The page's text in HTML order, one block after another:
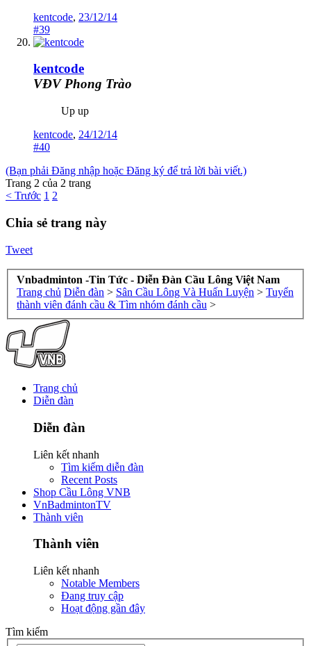
kentcode, 23/12/14
#39
kentcode
VĐV Phong Trào
Up up
kentcode, 24/12/14
#40
(Bạn phải Đăng nhập hoặc Đăng ký để trả lời bài viết.)
Trang 2 của 2 trang
< Trước 1 2
Chia sẻ trang này
Tweet
Vnbadminton -Tin Tức - Diễn Đàn Cầu Lông Việt Nam
Trang chủ Diễn đàn > Sân Cầu Lông Và Huấn Luyện > Tuyển
thành viên đánh cầu & Tìm nhóm đánh cầu >
Trang chủ
Diễn đàn
Diễn đàn
Liên kết nhanh
Tìm kiếm diễn đàn
Recent Posts
Shop Cầu Lông VNB
VnBadmintonTV
Thành viên
Thành viên
Liên kết nhanh
Notable Members
Đang truy cập
Hoạt động gần đây
Tìm kiếm